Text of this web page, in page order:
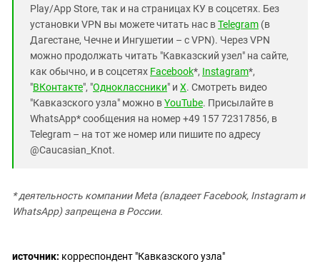
Play/App Store, так и на страницах КУ в соцсетях. Без
установки VPN вы можете читать нас вTelegram (в
Дагестане, Чечне и Ингушетии – с VPN). Через VPN
можно продолжать читать "Кавказский узел" на сайте,
как обычно, и в соцсетях Facebook*, Instagram*,
"ВКонтакте", "Одноклассники" и X. Смотреть видео
"Кавказского узла" можно вYouTube. Присылайте в
WhatsApp* сообщения на номер +49 157 72317856, в
Telegram – на тот же номер или пишите по адресу
@Caucasian_Knot.
* деятельность компании Meta (владеет Facebook, Instagram и
WhatsApp) запрещена в России.
источник: корреспондент "Кавказского узла"